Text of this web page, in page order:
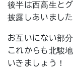
後半は西高生と
披露しあいました
お互いにない部
これからも北駿
いきましょう！